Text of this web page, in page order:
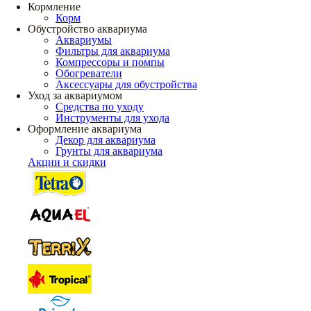
Кормление
Корм
Обустройство аквариума
Аквариумы
Фильтры для аквариума
Компрессоры и помпы
Обогреватели
Аксессуары для обустройства
Уход за аквариумом
Средства по уходу
Инструменты для ухода
Оформление аквариума
Декор для аквариума
Грунты для аквариума
Акции и скидки